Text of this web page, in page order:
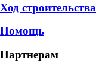
Ход строительства
Помощь
Партнерам